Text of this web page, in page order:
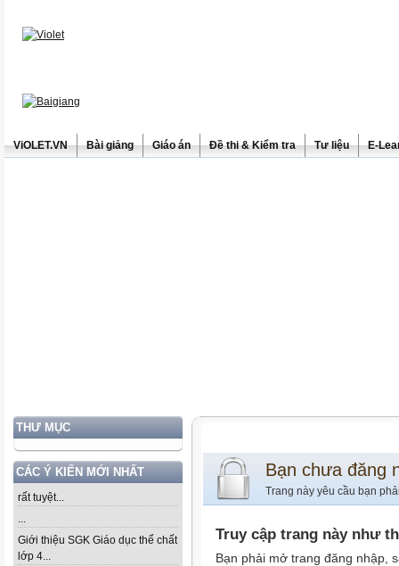
ViOLET.VN Bài giảng Giáo án Đề thi & Kiểm tra Tư liệu E-
THƯ MỤC
CÁC Ý KIẾN MỚI NHẤT
rất tuyệt...
...
Giới thiệu SGK Giáo dục thể chất
lớp 4...
Bạn chưa đăng
Trang này yêu cầu bạn
Truy cập trang này như
Bạn phải mở trang đăng nhập,